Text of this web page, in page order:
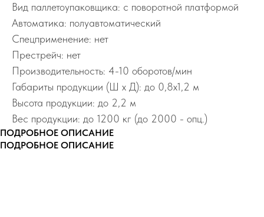
Вид паллетоупаковщика: с поворотной платформой
Автоматика: полуавтоматический
Спецприменение: нет
Престрейч: нет
Производительность: 4-10 оборотов/мин
Габариты продукции (Ш х Д): до 0,8х1,2 м
Высота продукции: до 2,2 м
Вес продукции: до 1200 кг (до 2000 - опц.)
ПОДРОБНОЕ ОПИСАНИЕ
ПОДРОБНОЕ ОПИСАНИЕ